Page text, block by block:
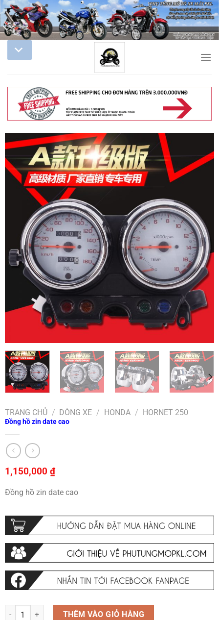
TRANG CHỦ / DÒNG XE / HONDA / HORNET 250
Đồng hồ zin date cao
1,150,000 ₫
Đồng hồ zin date cao
Đồng hồ zin date cao số lượngTHÊM VÀO GIỎ HÀNG